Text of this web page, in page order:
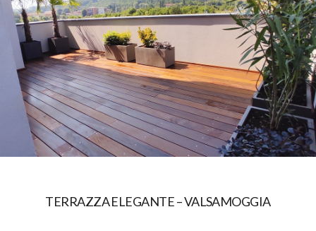
TERRAZZA ELEGANTE – VALSAMOGGIA